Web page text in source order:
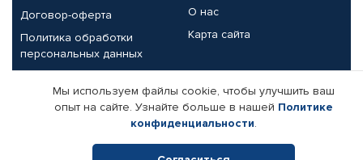
Договор-оферта
Политика обработки
персональных данных
О нас
Карта сайта
Партнерам
Корпоративным клиентам
Поставщикам
Реквизиты компании
Мы используем файлы cookie, чтобы улучшить ваш
опыт на сайте. Узнайте больше в нашей Политике
конфиденциальности.